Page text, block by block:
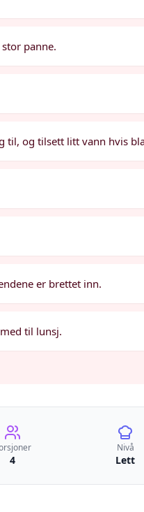
panne.
til, og tilsett litt vann hvis
er brettet inn.
til lunsj.
4
Nivå
Lett